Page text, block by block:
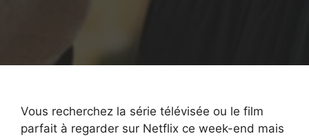
Vous recherchez la série télévisée ou le film
parfait à regarder sur Netflix ce week-end mais